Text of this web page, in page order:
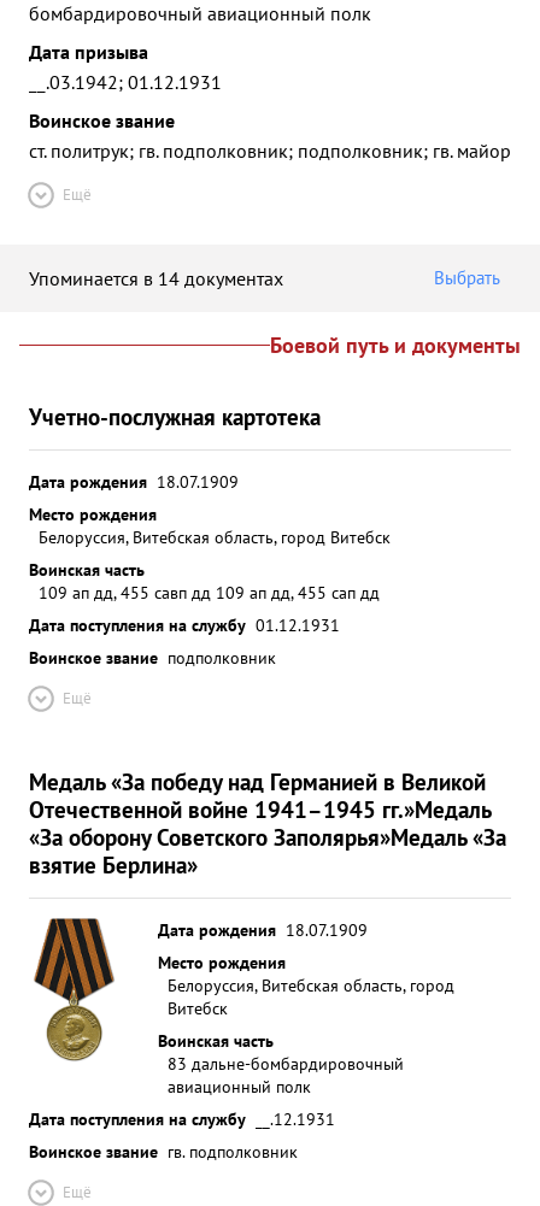
бомбардировочный авиационный полк
Дата призыва
__.03.1942; 01.12.1931
Воинское звание
ст. политрук; гв. подполковник; подполковник; гв. майор
Ещё
Упоминается в 14 документах Выбрать
Боевой путь и документы
Учетно-послужная картотека
Дата рождения 18.07.1909
Место рождения
Белоруссия, Витебская область, город Витебск
Воинская часть
109 ап дд, 455 савп дд 109 ап дд, 455 сап дд
Дата поступления на службу 01.12.1931
Воинское звание подполковник
Ещё
Медаль «За победу над Германией в Великой
Отечественной войне 1941–1945 гг.»Медаль
«За оборону Советского Заполярья»Медаль «За
взятие Берлина»
Дата рождения 18.07.1909
Место рождения
Белоруссия, Витебская область, город
Витебск
Воинская часть
83 дальне-бомбардировочный
авиационный полк
Дата поступления на службу
__.12.1931
Воинское звание гв. подполковник
Ещё